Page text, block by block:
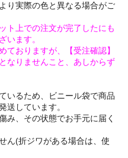
り実際の色と異なる場合がご
ト上での注文が完了したにも
います。
ておりますが、【受注確認】
なりませんこと、あしからず
いるため、ビニール袋で商品
送しています。
み、その状態でお手元に届く
ん(折ジワがある場合は、使